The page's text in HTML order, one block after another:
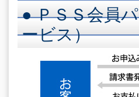
● ＰＳＳ会員
ービス）